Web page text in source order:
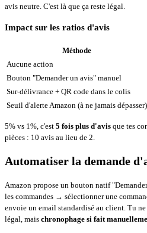
avis neutre. C'est là que ça reste légal.
Impact sur les ratios d'avis
Méthode
Aucune action
Bouton "Demander un avis" manuel
Sur-délivrance + QR code dans le colis
Seuil d'alerte Amazon (à ne jamais dépasser)
5% vs 1%, c'est 5 fois plus d'avis que tes
pièces : 10 avis au lieu de 2.
Automatiser la demande
Amazon propose un bouton natif
les commandes → sélectionner une
envoie un email standardisé au client. Tu
légal, mais chronophage si fait